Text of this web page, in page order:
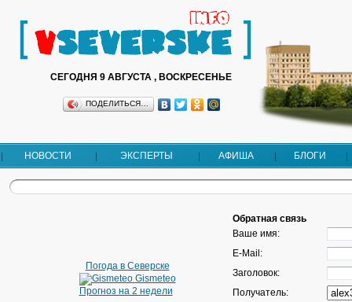
СЕГОДНЯ 9 АВГУСТА , ВОСКРЕСЕНЬЕ
ПОДЕЛИТЬСЯ…
НОВОСТИ ЭКСПЕРТЫ АФИША БЛОГИ
Погода в Северске
Gismeteo
Прогноз на 2 недели
Обратная связь
Ваше имя:
E-Mail:
Заголовок:
Получатель: